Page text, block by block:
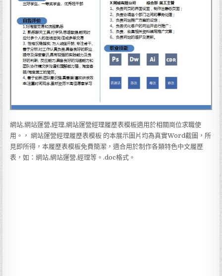
網站,網站運營,經理,網站運營經理履歷表模板適用於相關崗位求職使
用。， 網站運營經理履歷表模板 的本展示圖片均為真實Word截圖，所
見即所得，本履歷表模板免費簡潔，適合用於制作各類特色中文履歷
表，如：網站,網站運營,經理等。.doc格式。